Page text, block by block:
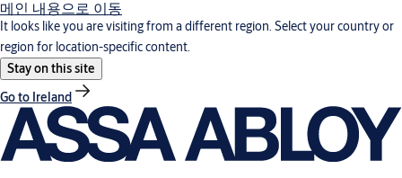
메인 내용으로 이동
It looks like you are visiting from a different region. Select your country or
region for location-specific content.
Stay on this site
Go to Ireland